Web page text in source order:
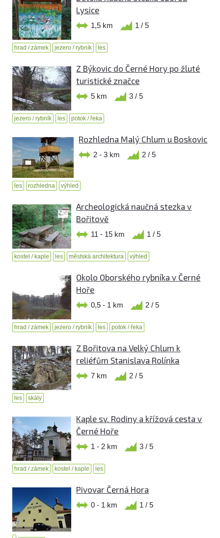
Lysice
1,5 km 1 / 5
hrad / zámek jezero / rybník les
Z Býkovic do Černé Hory po žluté
turistické značce
5 km 3 / 5
jezero / rybník les potok / řeka
Rozhledna Malý Chlum u Boskovic
2 - 3 km 2 / 5
les rozhledna výhled
Archeologická naučná stezka v
Bořitově
11 - 15 km 1 / 5
kostel / kaple les městská architektura výhled
Okolo Oborského rybníka v Černé
Hoře
0,5 - 1 km 2 / 5
hrad / zámek jezero / rybník les potok / řeka
Z Bořitova na Velký Chlum k
reliéfům Stanislava Rolínka
7 km 2 / 5
les skály
Kaple sv. Rodiny a křížová cesta v
Černé Hoře
1 - 2 km 3 / 5
hrad / zámek kostel / kaple les
Pivovar Černá Hora
0 - 1 km 1 / 5